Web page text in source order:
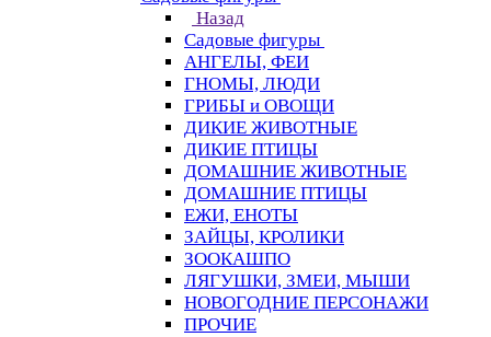
Назад
Садовые фигуры
АНГЕЛЫ, ФЕИ
ГНОМЫ, ЛЮДИ
ГРИБЫ и ОВОЩИ
ДИКИЕ ЖИВОТНЫЕ
ДИКИЕ ПТИЦЫ
ДОМАШНИЕ ЖИВОТНЫЕ
ДОМАШНИЕ ПТИЦЫ
ЕЖИ, ЕНОТЫ
ЗАЙЦЫ, КРОЛИКИ
ЗООКАШПО
ЛЯГУШКИ, ЗМЕИ, МЫШИ
НОВОГОДНИЕ ПЕРСОНАЖИ
ПРОЧИЕ